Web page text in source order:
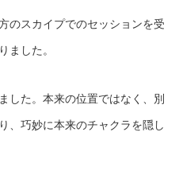
のスカイプでのセッションを受
ました。
した。本来の位置ではなく、別
、巧妙に本来のチャクラを隠し